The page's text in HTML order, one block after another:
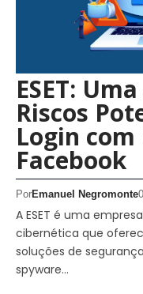
ESET:
Riscos
Login com
Facebook
PorEmanuel Negromonte
A ESET é uma
cibernética que
soluções de
spyware…